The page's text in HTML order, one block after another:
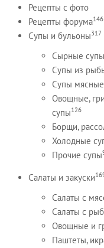
Рецепты c фото
Рецепты форума146
Супы и бульоны317
Сырные супы
Супы из
Супы
Овощные,
супы126
Борщи,
Холодные
Прочие супы
Салаты и закуски
Салаты с
Салаты с
Овощные и
Паштеты,